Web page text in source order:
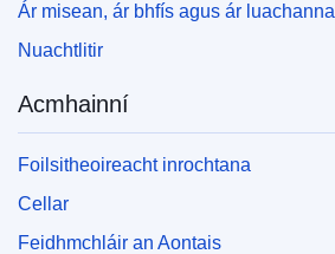
Ár misean, ár bhfís agus ár luachanna
Nuachtlitir
Acmhainní
Foilsitheoireacht inrochtana
Cellar
Feidhmchláir an Aontais